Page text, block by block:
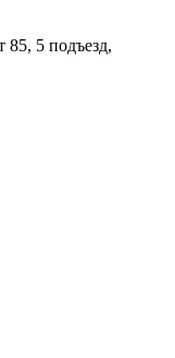
5 подъезд,